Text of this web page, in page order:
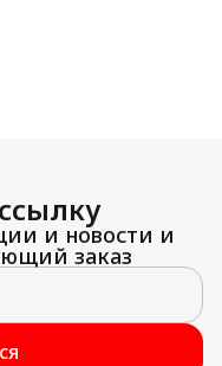
и новости и
заказ